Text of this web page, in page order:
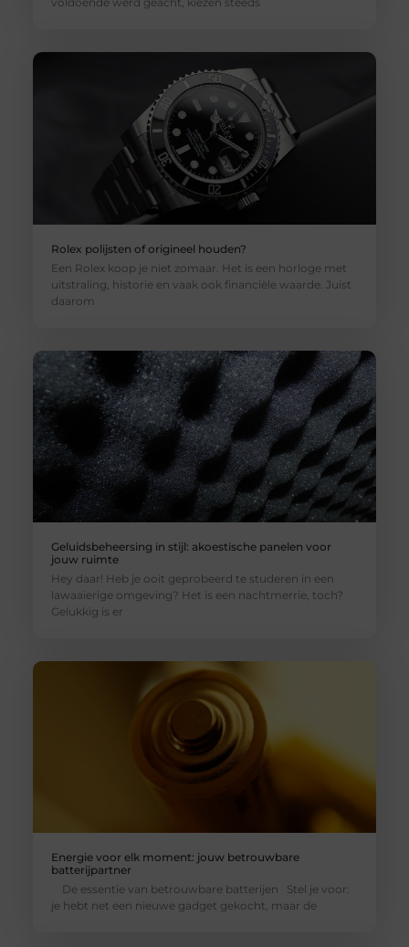
Rolex polijsten of origineel houden?
Een Rolex koop je niet zomaar. Het is een horloge met
uitstraling, historie en vaak ook financiële waarde. Juist
daarom
Geluidsbeheersing in stijl: akoestische panelen voor
jouw ruimte
Hey daar! Heb je ooit geprobeerd te studeren in een
lawaaierige omgeving? Het is een nachtmerrie, toch?
Gelukkig is er
Energie voor elk moment: jouw betrouwbare
batterijpartner
De essentie van betrouwbare batterijen Stel je voor:
je hebt net een nieuwe gadget gekocht, maar de